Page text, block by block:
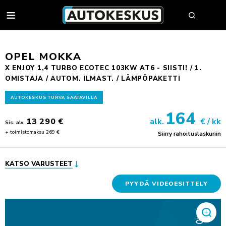
AUTOHAKU
MYY AUTOSI
VAIHTOAUTOT
AUTOHAKU
BMW PREMIUM SELECTION
SÄHKÖAUTOT
VAIHTOAUTON OSTAJAN OPAS
AUTOKESKUS TURVA -PALVELUPAKETTI
HUUTOKAUPPA
UUDET AUTOT
BMW
BYD
YRITYSMYYNTI
YRITYSMYYNNIN ESITTELY
HUOLTO & RENKAAT
OPEL MOKKA
X ENJOY 1,4 TURBO ECOTEC 103KW AT6 - SIISTI! / 1.
OMISTAJA / AUTOM. ILMAST. / LÄMPÖPAKETTI
AUTOKESKUS TURVA SAATAVILLA
Sis. alv. 13 290 €
+ toimistomaksu 269 €
alk. 164 € / kk
Siirry rahoituslaskuriin
KATSO VARUSTEET
PYYDÄ VIDEOESITTELY